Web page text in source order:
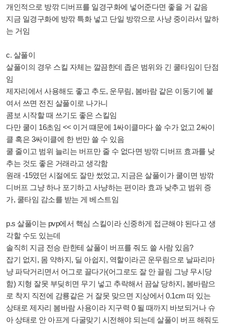
개인적으로 방깎 디버프를 일경구화에 넣어준다면 좋을 거 같음
지금 일경구화에 방깎 특화 넣고 단일 방깎으로 사냥 중이라서 말하
는 거임
c. 살풀이
살풀이의 경우 스킬 자체는 깔끔한데 좁은 범위와 긴 쿨타임이 단점
임
제자리에서 사용해도 좋고 추도, 운무림, 봄바람 같은 이동기에 붙
여서 쓰면 전진 살풀이로 나가니
콤보 시작할 때 쓰기도 좋은 스킬임
다만 쿨이 16초임 << 이거 떄문에 1싸이클마다 쓸 수가 없고 2싸이
클 혹은 3싸이클에 한 번만 쓸 수 있음
쿨 줄이고 범위 늘리는 버프만 줄 수 없다면 방깎 디버프 효과를 낮
추는 것도 좋은 거래라고 생각함
원래 -15였던 시절에도 잘만 썼었고, 지금은 살풀이가 쿨이면 방깎
디버프 그냥 하나 포기하고 사냥하는 편이라 효과 낮추고 범위 증
가, 쿨타임 감소를 받는 게 베스트임
p.s 살풀이는 pvp에서 핵심 스킬이라 신중하게 접근해야 된다고 생
각할 수도 있는데
솔직히 지금 전승 란한테 살풀이 버프를 줘도 쓸 사람 있음?
잡기 없지, 몸 약하지, 딜 아쉽지, 역할이라곤 운무림으로 날파리마
냥 파닥거리면서 어그로 끌다가(어그로도 잘 안 끌림 그냥 무시당
함) 지형 잘못 부딪히면 무기 넣고 추락해서 끔살 당하지, 봄바람으
로 착지 직전에 감룡같은 거 잘못 맞으면 지상에서 0.1cm 떠 있는
상태로 제자리 봄바람 사용이라 지구력 0 될 때까지 바보되거나 슈
아 상태로 안 아프게 다굴맞기 시전해야 되는데 살풀이 버프 해줘도